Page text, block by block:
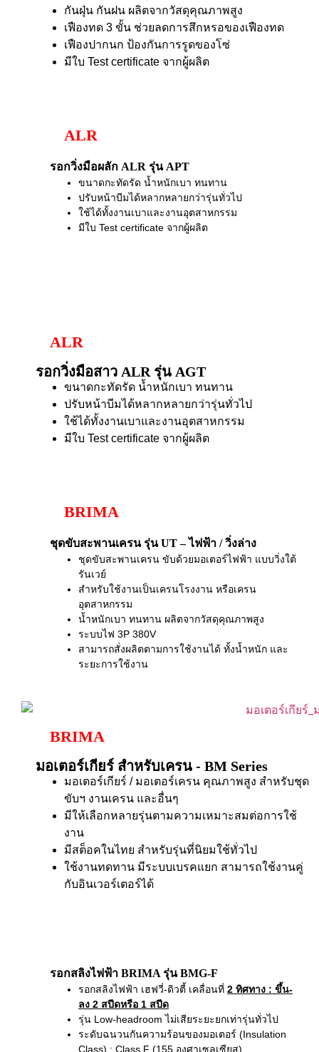
กันฝุ่น กันฝน ผลิตจากวัสดุคุณภาพสูง
เฟืองทด 3 ขั้น ช่วยลดการสึกหรอของเฟืองทด
เฟืองปากนก ป้องกันการรูดของโซ่
มีใบ Test certificate จากผู้ผลิต
ALR
รอกวิ่งมือผลัก ALR รุ่น APT
ขนาดกะทัดรัด น้ำหนักเบา ทนทาน
ปรับหน้าบีมได้หลากหลายกว่ารุ่นทั่วไป
ใช้ได้ทั้งงานเบาและงานอุตสาหกรรม
มีใบ Test certificate จากผู้ผลิต
ALR
รอกวิ่งมือสาว ALR รุ่น AGT
ขนาดกะทัดรัด น้ำหนักเบา ทนทาน
ปรับหน้าบีมได้หลากหลายกว่ารุ่นทั่วไป
ใช้ได้ทั้งงานเบาและงานอุตสาหกรรม
มีใบ Test certificate จากผู้ผลิต
BRIMA
ชุดขับสะพานเครน รุ่น UT – ไฟฟ้า / วิ่งล่าง
ชุดขับสะพานเครน ขับด้วยมอเตอร์ไฟฟ้า แบบวิ่งใต้
รันเวย์
สำหรับใช้งานเป็นเครนโรงงาน หรือเครน
อุตสาหกรรม
น้ำหนักเบา ทนทาน ผลิตจากวัสดุคุณภาพสูง
ระบบไฟ 3P 380V
สามารถสั่งผลิตตามการใช้งานได้ ทั้งน้ำหนัก และ
ระยะการใช้งาน
BRIMA
มอเตอร์เกียร์ สำหรับเครน - BM Series
มอเตอร์เกียร์ / มอเตอร์เครน คุณภาพสูง สำหรับชุด
ขับฯ งานเครน และอื่นๆ
มีให้เลือกหลายรุ่นตามความเหมาะสมต่อการใช้
งาน
มีสต็อคในไทย สำหรับรุ่นที่นิยมใช้ทั่วไป
ใช้งานทดทาน มีระบบเบรคแยก สามารถใช้งานคู่
กับอินเวอร์เตอร์ได้
รอกสลิงไฟฟ้า BRIMA รุ่น BMG-F
รอกสลิงไฟฟ้า เฮฟวี่-ดิวตี้ เคลื่อนที่ 2 ทิศทาง : ขึ้น-
ลง 2 สปีดหรือ 1 สปีด
รุ่น Low-headroom ไม่เสียระยะยกเท่ารุ่นทั่วไป
ระดับฉนวนกันความร้อนของมอเตอร์ (Insulation
Class) : Class F (155 องศาเซลเซียส)